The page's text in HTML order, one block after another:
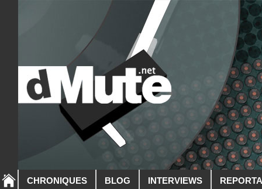
CHRONIQUES BLOG INTERVIEWS